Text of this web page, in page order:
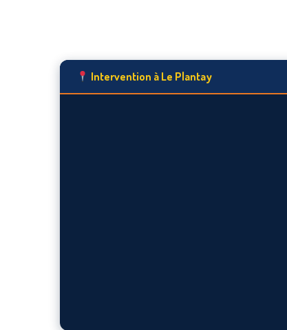
Intervention à Le Plantay